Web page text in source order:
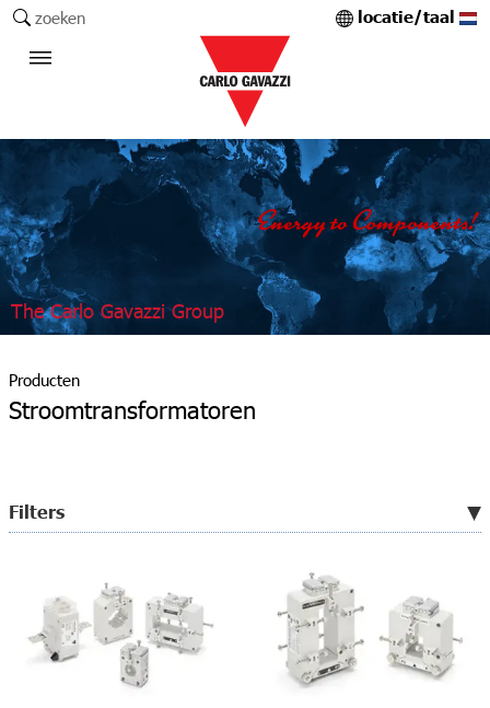
zoeken locatie/taal
The Carlo Gavazzi Group
Producten
Stroomtransformatoren
Filters